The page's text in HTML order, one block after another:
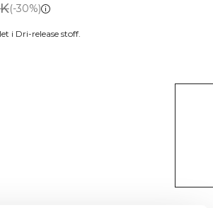
(-30%)
i Dri-release stoff.